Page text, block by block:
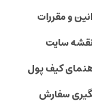
و مقررات
سایت
کیف پول
سفارش